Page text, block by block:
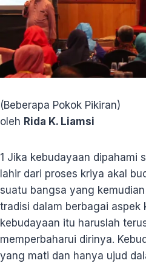
(Beberapa Pokok Pikiran)
oleh Rida K. Liamsi
1 Jika kebudayaan dipahami
lahir dari proses kriya akal
suatu bangsa yang
tradisi dalam berbagai aspek
kebudayaan itu haruslah
memperbaharui dirinya.
yang mati dan hanya ujud